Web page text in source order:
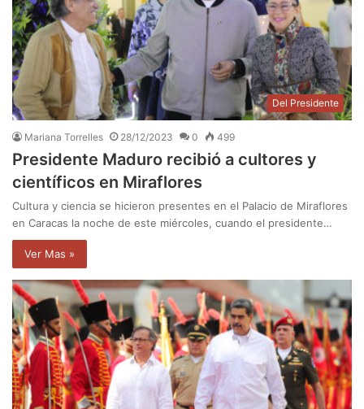
Del Presidente
Mariana Torrelles 28/12/2023 0 499
Presidente Maduro recibió a cultores y
científicos en Miraflores
Cultura y ciencia se hicieron presentes en el Palacio de Miraflores
en Caracas la noche de este miércoles, cuando el presidente…
Ver Mas »